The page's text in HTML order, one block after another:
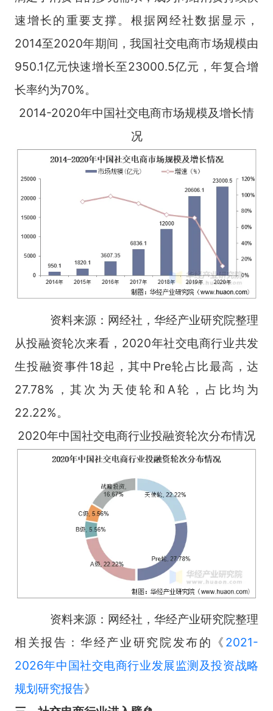
速增长的重要支撑。根据网经社数据显示，
2014至2020年期间，我国社交电商市场规模由
950.1亿元快速增长至23000.5亿元，年复合增
长率约为70%。
2014-2020年中国社交电商市场规模及增长情
况
资料来源：网经社，华经产业研究院整理
从投融资轮次来看，2020年社交电商行业共发
生投融资事件18起，其中Pre轮占比最高，达
27.78%，其次为天使轮和A轮，占比均为
22.22%。
2020年中国社交电商行业投融资轮次分布情况
资料来源：网经社，华经产业研究院整理
相关报告：华经产业研究院发布的《 2021-
2026年中国社交电商行业发展监测及投资战略
规划研究报告》